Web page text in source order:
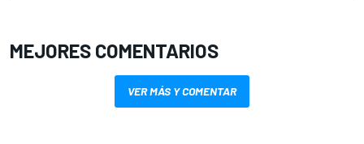
MEJORES COMENTARIOS
VER MÁS Y COMENTAR